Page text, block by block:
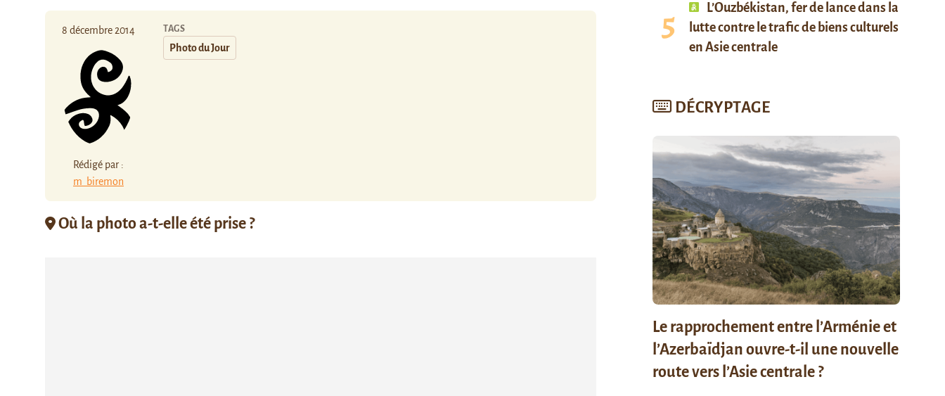
8 décembre 2014
Rédigé par :
m_biremon
TAGS
Photo du Jour
Où la photo a-t-elle été prise ?
L’Ouzbékistan, fer de lance dans la
lutte contre le trafic de biens culturels
en Asie centrale
DÉCRYPTAGE
Le rapprochement entre l’Arménie et
l’Azerbaïdjan ouvre-t-il une nouvelle
route vers l’Asie centrale ?